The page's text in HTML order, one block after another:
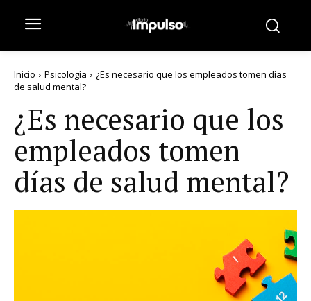
Inicio Psicología
¿Es necesario que los empleados tomen días
de salud mental?
¿Es necesario que los
empleados tomen
días de salud mental?